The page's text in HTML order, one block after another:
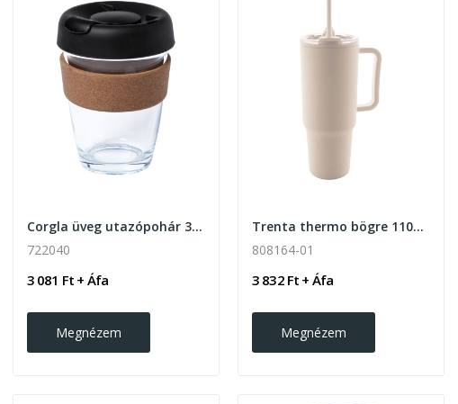
Corgla üveg utazópohár 350ml, átlátszó
722040
3 081 Ft + Áfa
Megnézem
Trenta thermo bögre 1100ml
808164-01
3 832 Ft + Áfa
Megnézem